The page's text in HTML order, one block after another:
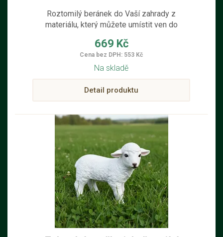
Roztomilý beránek do Vaší zahrady z
materiálu, který můžete umístit ven do
669 Kč
Cena bez DPH: 553 Kč
Na skladě
Detail produktu